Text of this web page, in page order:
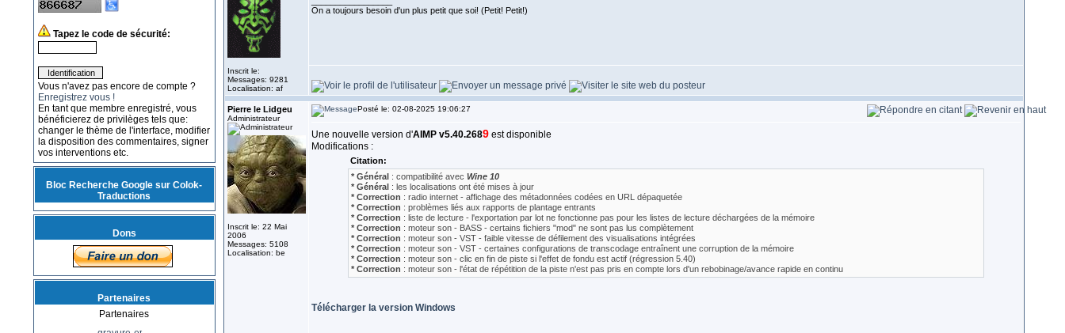
Tapez le code de sécurité:
Vous n'avez pas encore de compte ?
Enregistrez vous !
En tant que membre enregistré, vous
bénéficierez de privilèges tels que:
changer le thème de l'interface, modifier
la disposition des commentaires, signer
vos interventions etc.
Bloc Recherche Google sur Colok-
Traductions
Dons
Partenaires
Partenaires
Inscrit le:
Messages: 9281
Localisation: af
On a toujours besoin d'un plus petit que soi! (Petit! Petit!)
Pierre le Lidgeu
Administrateur
Inscrit le: 22 Mai
2006
Messages: 5108
Localisation: be
Posté le: 02-08-2025 19:06:27
Une nouvelle version d'AIMP v5.40.2689est disponible
Modifications :
Citation:
* Général: compatibilité avec Wine 10
* Général: les localisations ont été mises à jour
* Correction : radio internet - affichage des métadonnées codées en URL dépaquetée
* Correction : problèmes liés aux rapports de plantage entrants
* Correction : liste de lecture - l'exportation par lot ne fonctionne pas pour les listes de lecture déchargées de la mémoire
* Correction : moteur son - BASS - certains fichiers "mod" ne sont pas lus complètement
* Correction : moteur son - VST - faible vitesse de défilement des visualisations intégrées
* Correction : moteur son - VST - certaines configurations de transcodage entraînent une corruption de la mémoire
* Correction : moteur son - clic en fin de piste si l'effet de fondu est actif (régression 5.40)
* Correction : moteur son - l'état de répétition de la piste n'est pas pris en compte lors d'un rebobinage/avance rapide en continu
Télécharger la version Windows